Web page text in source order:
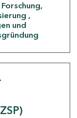
Forschung,
und